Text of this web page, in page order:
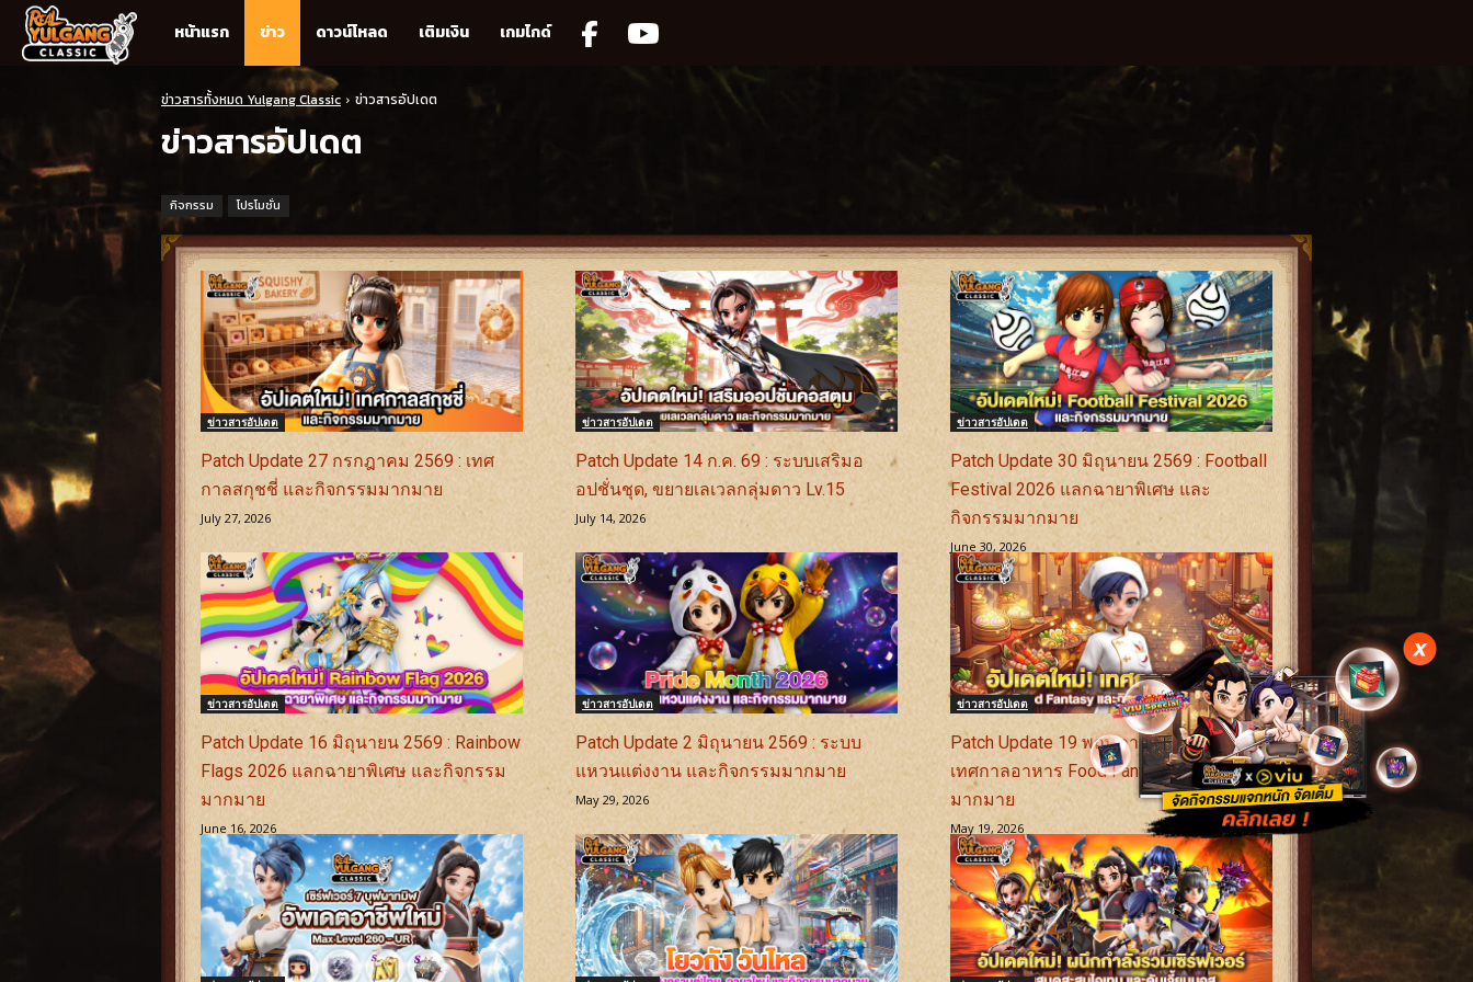
Real
Yulgang
หน้าแรก ข่าว ดาวน์โหลด เติมเงิน เกมไกด์
ข่าวสารทั้งหมด Yulgang Classic ข่าวสารอัปเดต
ข่าวสารอัปเดต
กิจกรรม โปรโมชั่น
ข่าวสารอัปเดต
Patch Update 27 กรกฎาคม 2569 : เทศ
กาลสกุชชี่ และกิจกรรมมากมาย
July 27, 2026
ข่าวสารอัปเดต
Patch Update 14 ก.ค. 69 : ระบบเสริมอ
อปชั่นชุด, ขยายเลเวลกลุ่มดาว Lv.15
July 14, 2026
ข่าวสารอัปเดต
Patch Update 30 มิถุนายน 2569 : Football
Festival 2026 แลกฉายาพิเศษ และ
กิจกรรมมากมาย
June 30, 2026
ข่าวสารอัปเดต
Patch Update 16 มิถุนายน 2569 : Rainbow
Flags 2026 แลกฉายาพิเศษ และกิจกรรม
มากมาย
June 16, 2026
ข่าวสารอัปเดต
Patch Update 2 มิถุนายน 2569 : ระบบ
แหวนแต่งงาน และกิจกรรมมากมาย
May 29, 2026
ข่าวสารอัปเดต
Patch Update 19 พฤษภาคม 2569 :
เทศกาลอาหาร Food Fantasy และกิจกรรม
มากมาย
May 19, 2026